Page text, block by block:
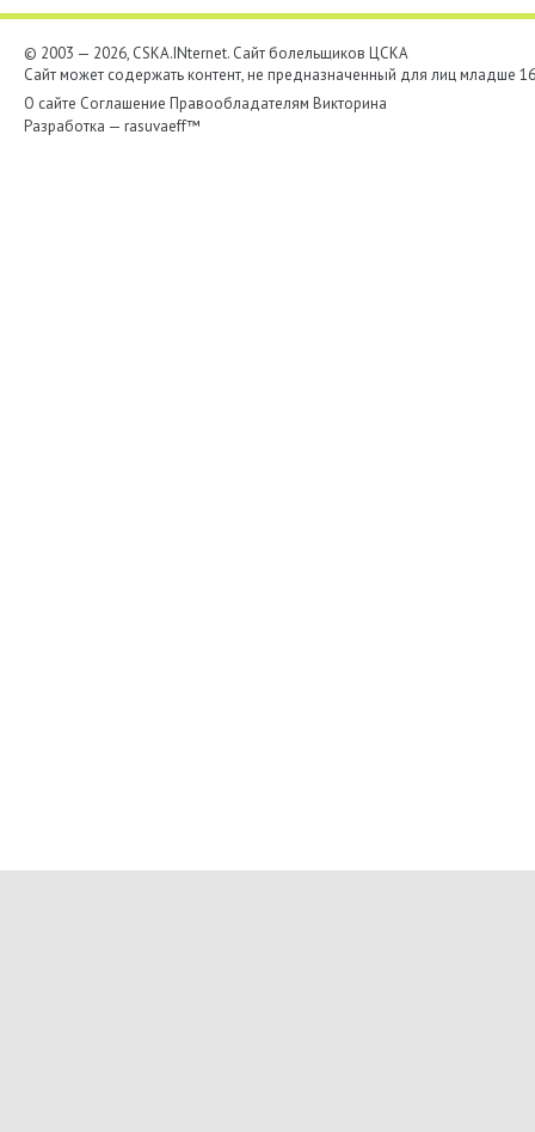
© 2003 — 2026, CSKA.INternet. Cайт болельщиков ЦСКА
Сайт может содержать контент, не предназначенный для лиц младше
О сайте Соглашение Правообладателям Викторина
Разработка — rasuvaeff™